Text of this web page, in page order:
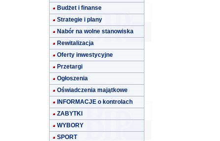
Budżet i finanse
Strategie i plany
Nabór na wolne stanowiska
Rewitalizacja
Oferty inwestycyjne
Przetargi
Ogłoszenia
Oświadczenia majątkowe
INFORMACJE o kontrolach
ZABYTKI
WYBORY
SPORT